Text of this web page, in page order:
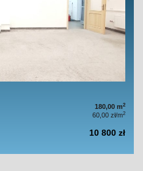
180,00 m2
60,00 zł/m2
10 800 zł